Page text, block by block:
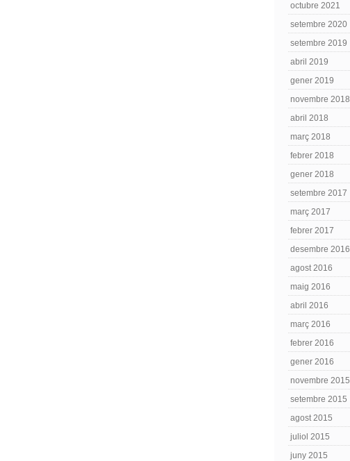
octubre 2021
setembre 2020
setembre 2019
abril 2019
gener 2019
novembre 2018
abril 2018
març 2018
febrer 2018
gener 2018
setembre 2017
març 2017
febrer 2017
desembre 2016
agost 2016
maig 2016
abril 2016
març 2016
febrer 2016
gener 2016
novembre 2015
setembre 2015
agost 2015
juliol 2015
juny 2015